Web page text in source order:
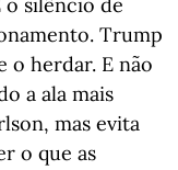
Trump
o herdar. E não
a ala mais
mas evita
o que as